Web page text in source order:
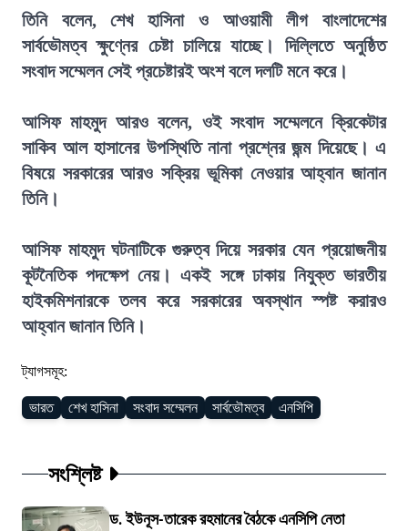
তিনি বলেন, শেখ হাসিনা ও আওয়ামী লীগ বাংলাদেশের
সার্বভৌমত্ব ক্ষুণ্নের চেষ্টা চালিয়ে যাচ্ছে। দিল্লিতে অনুষ্ঠিত
সংবাদ সম্মেলন সেই প্রচেষ্টারই অংশ বলে দলটি মনে করে।
আসিফ মাহমুদ আরও বলেন, ওই সংবাদ সম্মেলনে ক্রিকেটার
সাকিব আল হাসানের উপস্থিতি নানা প্রশ্নের জন্ম দিয়েছে। এ
বিষয়ে সরকারের আরও সক্রিয় ভূমিকা নেওয়ার আহ্বান জানান
তিনি।
আসিফ মাহমুদ ঘটনাটিকে গুরুত্ব দিয়ে সরকার যেন প্রয়োজনীয়
কূটনৈতিক পদক্ষেপ নেয়। একই সঙ্গে ঢাকায় নিযুক্ত ভারতীয়
হাইকমিশনারকে তলব করে সরকারের অবস্থান স্পষ্ট করারও
আহ্বান জানান তিনি।
ট্যাগসমূহ:
ভারত শেখ হাসিনা সংবাদ সম্মেলন সার্বভৌমত্ব এনসিপি
সংশ্লিষ্ট
ড. ইউনূস-তারেক রহমানের বৈঠকে এনসিপি নেতা